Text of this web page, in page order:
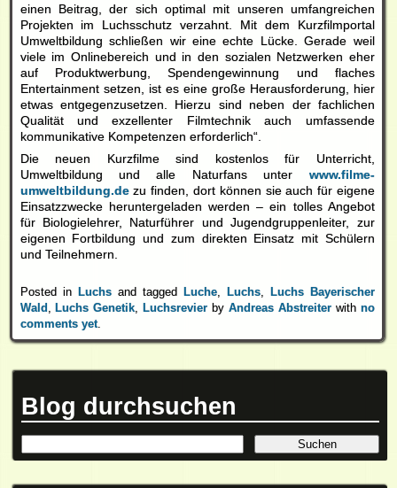
einen Beitrag, der sich optimal mit unseren umfangreichen
Projekten im Luchsschutz verzahnt. Mit dem Kurzfilmportal
Umweltbildung schließen wir eine echte Lücke. Gerade weil
viele im Onlinebereich und in den sozialen Netzwerken eher
auf Produktwerbung, Spendengewinnung und flaches
Entertainment setzen, ist es eine große Herausforderung, hier
etwas entgegenzusetzen. Hierzu sind neben der fachlichen
Qualität und exzellenter Filmtechnik auch umfassende
kommunikative Kompetenzen erforderlich“.
Die neuen Kurzfilme sind kostenlos für Unterricht,
Umweltbildung und alle Naturfans unter www.filme-
umweltbildung.dezu finden, dort können sie auch für eigene
Einsatzzwecke heruntergeladen werden – ein tolles Angebot
für Biologielehrer, Naturführer und Jugendgruppenleiter, zur
eigenen Fortbildung und zum direkten Einsatz mit Schülern
und Teilnehmern.
Posted in Luchsand tagged Luche, Luchs,
Luchs Bayerischer
Wald
Luchs Genetik Luchsrevier byAndreas Abstreiter with no
comments yet.
Blog durchsuchen